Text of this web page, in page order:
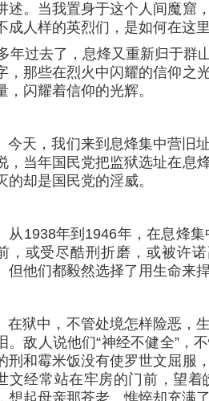
述。当我置身于这个人间魔窟
成人样的英烈们，是如何在这
年过去了，息烽又重新归于群
，那些在烈火中闪耀的信仰之
，闪耀着信仰的光辉。
，我们来到息烽集中营旧址
，当年国民党把监狱选址在息
的却是国民党的淫威。
1938年到1946年，在息烽集
，或受尽酷刑折磨，或被许
但他们都毅然选择了用生命来
中，不管处境怎样险恶，生
。敌人说他们“神经不健全”
刑和霉米饭没有使罗世文屈服
文经常站在牢房的门前，望
想起母亲那苍老、憔悴却充满